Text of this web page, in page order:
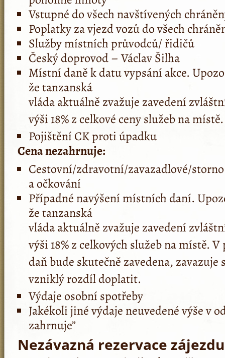
Vstupné do všech navštívených
Poplatky za vjezd vozů do všech
Služby místních průvodců/ řidičů
Český doprovod – Václav Šilha
Místní daně k datu vypsání akce.
že tanzanská
vláda aktuálně zvažuje zavedení
výši 18% z celkové ceny služeb na místě.
Pojištění CK proti úpadku
Cena nezahrnuje:
Cestovní/zdra­votní/zavazadlo­vé/
a očkování
Případné navýšení místních daní.
že tanzanská
vláda aktuálně zvažuje zavedení
výši 18% z celkových služeb na místě.
daň bude skutečně zavedena,
vzniklý rozdíl doplatit.
Výdaje osobní spotřeby
Jakékoli jiné výdaje neuvedené výše v
zahrnuje”
Nezávazná rezervace